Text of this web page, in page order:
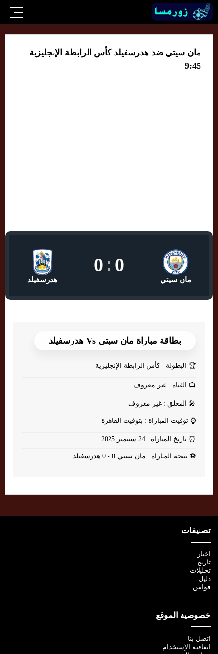
مان سيتي ضد هدرسفيلد كأس الرابطة الإنجليزية
9:45
مان سيتي
0
:
0
هدرسفيلد
بطاقة مباراة مان سيتي Vs هدرسفيلد
🏆 البطولة : كأس الرابطة الإنجليزية
📺 القناة : غير معروف
🎤 المعلق : غير معروف
⌚ توقيت المباراة : بتوقيت القاهرة
⏰ تاريخ المباراة : 24 سبتمبر 2025
⚽ نتيجة المباراة : مان سيتي 0 - 0 هدرسفيلد
تصنيفات
اخبار
تاريخ
تحليلات
دليل
قوانين
خصوصية الموقع
اتصل بنا
اتفاقية الإستخدام